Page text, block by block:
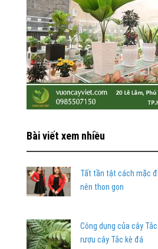
Bài viết xem nhiều
Tất tần tật cách mặc
nên thon gọn
Công dụng của cây
rượu cây Tắc kè đá